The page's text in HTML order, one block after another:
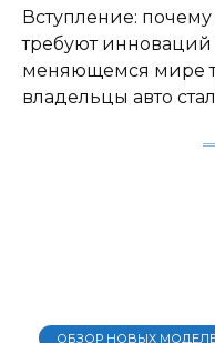
Вступление:
требуют
меняющемся мире
владельцы авто
ОБЗОР НОВЫХ